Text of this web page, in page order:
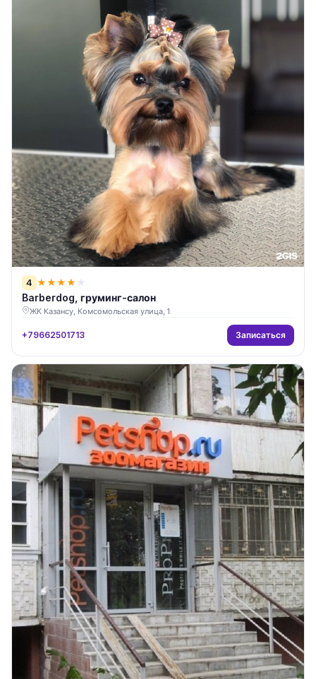
4 ★★★★ ★
Barberdog, груминг-салон
ЖК Казансу, Комсомольская улица, 1
+79662501713 Записаться